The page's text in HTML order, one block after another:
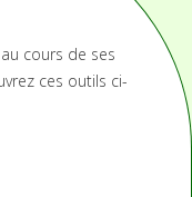
cours de ses
ces outils ci-